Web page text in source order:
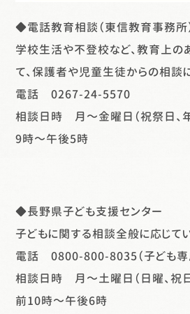
◆電話教育相談（東信教育事務所
学校生活や不登校など、教育上の
て、保護者や児童生徒からの相談
電話 0267-24-5570
相談日時 月～金曜日（祝祭日、
9時～午後5時
◆長野県子ども支援センター
子どもに関する相談全般に応じてい
電話 0800-800-8035（子ども専
相談日時 月～土曜日（日曜、祝日
前10時～午後6時